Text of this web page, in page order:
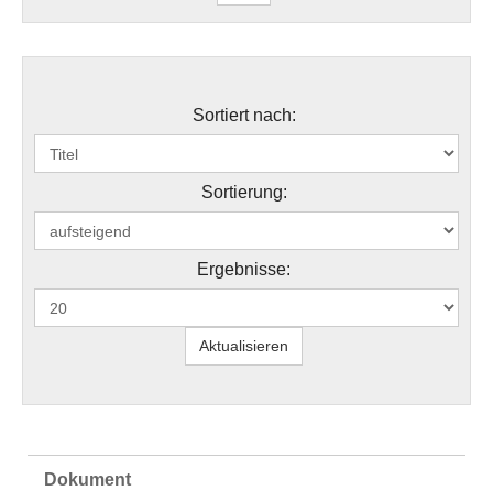
Sortiert nach:
Sortierung:
Ergebnisse:
Dokument